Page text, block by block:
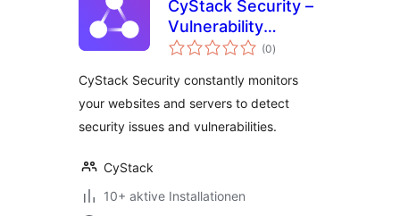
CyStack Security –
Vulnerability
Scanner & Security
(0Bewertungen
insgesamt
)
CyStack Security constantly monitors
your websites and servers to detect
security issues and vulnerabilities.
CyStack
10+ aktive Installationen